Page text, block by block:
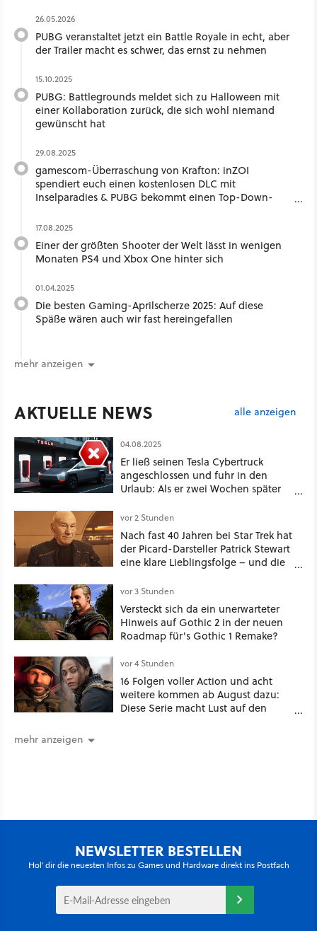
26.05.2026
PUBG veranstaltet jetzt ein Battle Royale in echt, aber
der Trailer macht es schwer, das ernst zu nehmen
15.10.2025
PUBG: Battlegrounds meldet sich zu Halloween mit
einer Kollaboration zurück, die sich wohl niemand
gewünscht hat
29.08.2025
gamescom-Überraschung von Krafton: inZOI
spendiert euch einen kostenlosen DLC mit
Inselparadies & PUBG bekommt einen Top-Down-
17.08.2025
Einer der größten Shooter der Welt lässt in wenigen
Monaten PS4 und Xbox One hinter sich
01.04.2025
Die besten Gaming-Aprilscherze 2025: Auf diese
Späße wären auch wir fast hereingefallen
mehr anzeigen
AKTUELLE NEWS alle anzeigen
04.08.2025
Er ließ seinen Tesla Cybertruck
angeschlossen und fuhr in den
Urlaub: Als er zwei Wochen später
mehr an
vor 2 Stunden
Nach fast 40 Jahren bei Star Trek hat
der Picard-Darsteller Patrick Stewart
eine klare Lieblingsfolge – und die
vor 3 Stunden
Versteckt sich da ein unerwarteter
Hinweis auf Gothic 2 in der neuen
Roadmap für's Gothic 1 Remake?
vor 4 Stunden
16 Folgen voller Action und acht
weitere kommen ab August dazu:
Diese Serie macht Lust auf den
mehr anzeigen
NEWSLETTER BESTELLEN
Hol' dir die neuesten Infos zu Games und Hardware direkt ins Postfach